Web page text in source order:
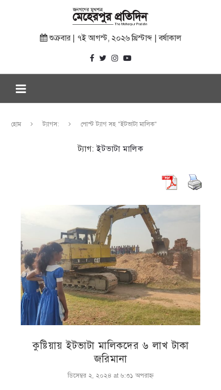
শুক্রবার | ৭ই আগস্ট, ২০২৬ খ্রিস্টাব্দ | বর্ষাকাল
হোম ট্যাগস: পোস্ট ট্যাগ সহ "ইটভাটা মালিক"
ট্যাগ:ইটভাটা মালিক
কুষ্টিয়ায় ইটভাটা মালিকদের ৬ লাখ টাকা
জরিমানা
ডিসেম্বর ২, ২০২৪ at ৬:৩১ অপরাহ্ণ